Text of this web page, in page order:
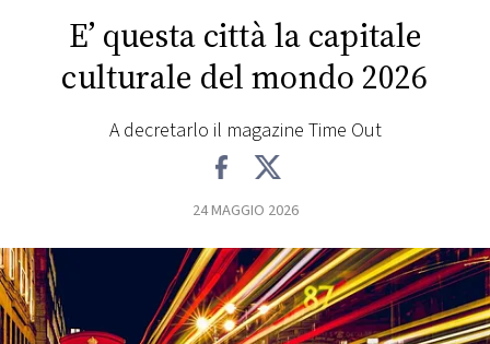
RADIO
WEB
FOTO
E’ questa città la capitale
culturale del mondo 2026
A decretarlo il magazine Time Out
24 MAGGIO 2026